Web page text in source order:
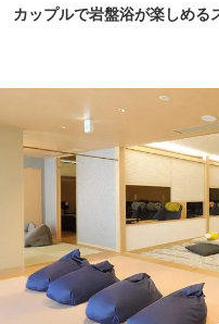
カップルで岩盤浴が楽しめる